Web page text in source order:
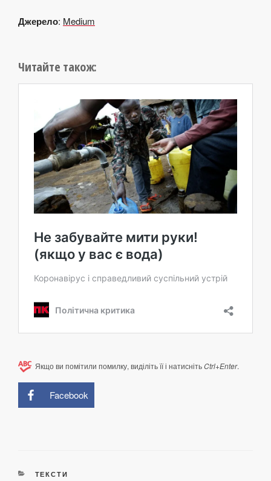
Джерело: Medium
Читайте також:
Якщо ви помітили помилку, виділіть її і натиснітьCtrl+Enter.
Facebook
КАТЕГОРІЇ
ТЕКСТИ